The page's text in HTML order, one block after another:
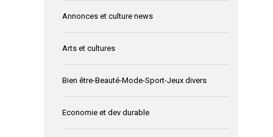
Annonces et culture news
Arts et cultures
Bien être-Beauté-Mode-Sport-Jeux divers
Economie et dev durable